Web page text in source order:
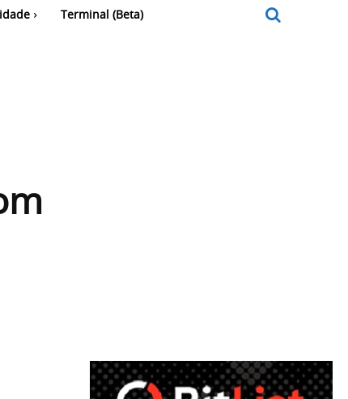
Terminal (Beta)